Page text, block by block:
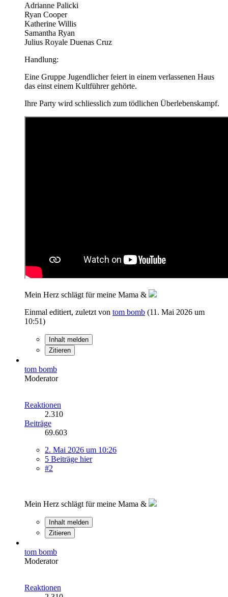
Adrianne Palicki
Ryan Cooper
Katherine Willis
Samantha Ryan
Julius Royale Duenas Cruz
Handlung:
Eine Gruppe Jugendlicher feiert in einem verlassenen Haus
das einst einem Kultführer gehörte.
Ihre Party wird schliesslich zum tödlichen Überlebenskampf.
Mein Herz schlägt für meine Mama &
Einmal editiert, zuletzt von tom bomb (11. Mai 2026 um
10:51)
Inhalt melden
Zitieren
tom bomb
Moderator
Reaktionen
2.310
Beiträge
69.603
2. Mai 2026 um 10:26
5 Beiträge hier
#2
Mein Herz schlägt für meine Mama &
Inhalt melden
Zitieren
tom bomb
Moderator
Reaktionen